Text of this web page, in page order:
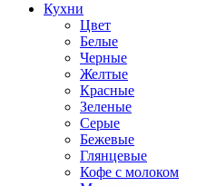
Кухни
Цвет
Белые
Черные
Желтые
Красные
Зеленые
Серые
Бежевые
Глянцевые
Кофе с молоком